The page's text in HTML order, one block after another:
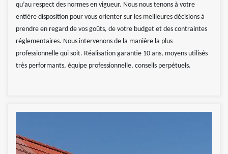
qu’au respect des normes en vigueur. Nous nous tenons à votre
entière disposition pour vous orienter sur les meilleures décisions à
prendre en regard de vos goûts, de votre budget et des contraintes
réglementaires. Nous intervenons de la manière la plus
professionnelle qui soit. Réalisation garantie 10 ans, moyens utilisés
très performants, équipe professionnelle, conseils perpétuels.